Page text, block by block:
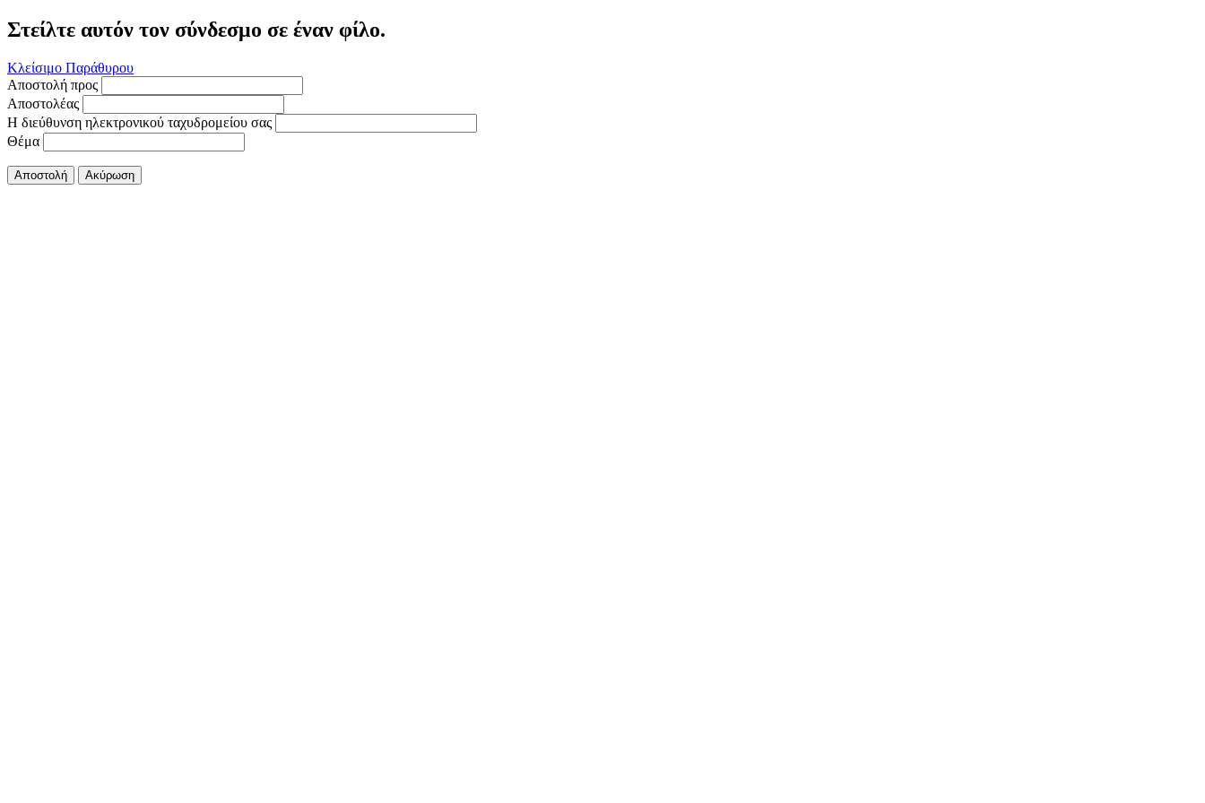
Στείλτε αυτόν τον σύνδεσμο σε έναν φίλο.
Κλείσιμο Παράθυρου
Αποστολή προς
Αποστολέας
Η διεύθυνση ηλεκτρονικού ταχυδρομείου σας
Θέμα
Αποστολή Ακύρωση